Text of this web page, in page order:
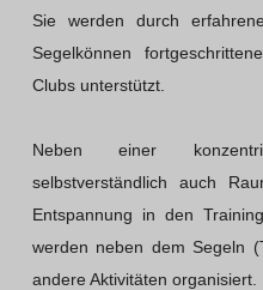
Sie werden durch
Segelkönnen
Clubs unterstützt.
Neben einer
selbstverständlich auch
Entspannung in den
werden neben dem Segeln
andere Aktivitäten organisiert.